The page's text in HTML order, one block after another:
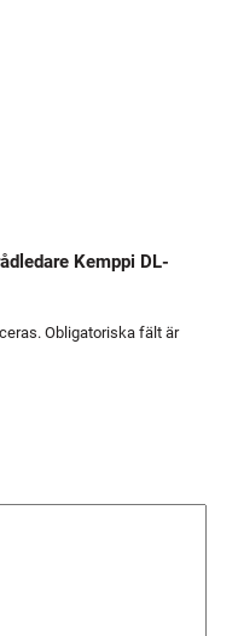
Kemppi DL-
Obligatoriska fält är